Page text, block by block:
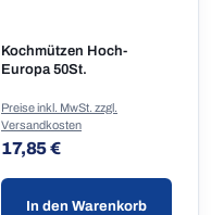
Kochmützen Hoch-
Europa 50St.
Regulärer Preis:
17,85 €
Preise inkl. MwSt. zzgl.
Versandkosten
In den Warenkorb